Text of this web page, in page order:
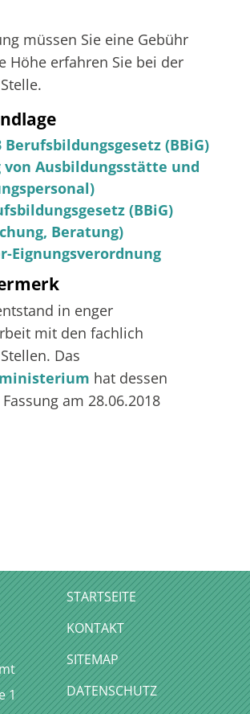
müssen Sie eine Gebühr
Höhe erfahren Sie bei der
Berufsbildungsgesetz (BBiG)
von Ausbildungsstätte und
(BBiG)
Beratung)
Eignungsverordnung
in enger
mit den fachlich
Das
hat dessen
am 28.06.2018
1
STARTSEITE
KONTAKT
SITEMAP
DATENSCHUTZ